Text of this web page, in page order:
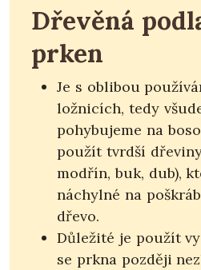
Dřevěná
prken
Je s oblibou
ložnicích, tedy
pohybujeme na
použít tvrdší
modřín, buk, dub),
náchylné na
dřevo.
Důležité je použít
se prkna později